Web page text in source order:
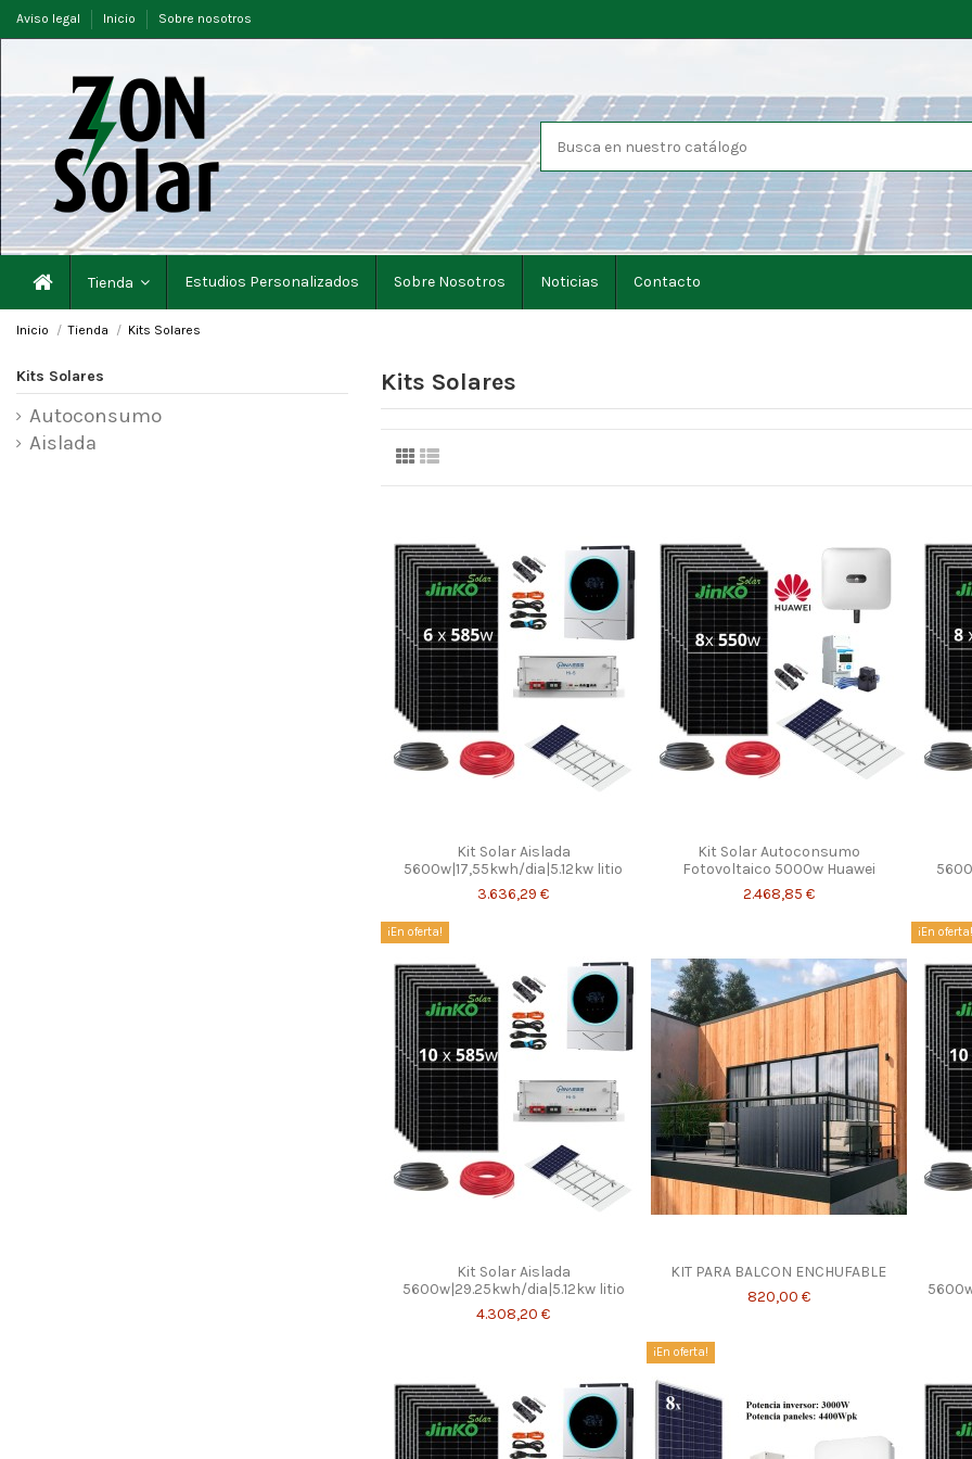
Aviso legal Inicio Sobre nosotros
Tienda Estudios Personalizados Sobre Nosotros Noticias Contacto
Inicio Tienda Kits Solares
Kits Solares
Kit Solar Aislada
5600w|17,55kwh/dia|5.12kw litio
3.636,29 €
Kit Solar Autoconsumo
Fotovoltaico 5000w Huawei
2.468,85 €
¡En oferta!
Kit Solar Aislada
5600w|29.25kwh/dia|5.12kw litio
4.308,20 €
KIT PARA BALCON ENCHUFABLE
820,00 €
¡En oferta!
¡En oferta!
Kits Solares
Autoconsumo
Aislada